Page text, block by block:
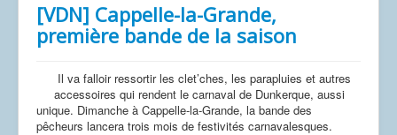
Le carnaval de A à Z
Photos / Vidéos
Les affiches
Dessins
[VDN] Cappelle-la-Grande,
première bande de la saison
Il va falloir ressortir les clet’ches, les parapluies et autres
accessoires qui rendent le carnaval de Dunkerque, aussi
unique. Dimanche à Cappelle-la-Grande, la bande des
pêcheurs lancera trois mois de festivités carnavalesques.